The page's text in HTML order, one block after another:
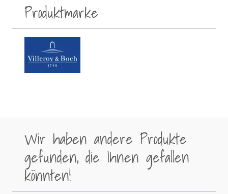
Produktmarke
Wir haben andere Produkte
gefunden, die Ihnen gefallen
könnten!